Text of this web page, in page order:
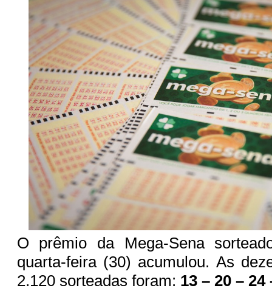
O prêmio da Mega-Sena
quarta-feira (30) acumulou. As
2.120 sorteadas foram: 13 – 20 – 24